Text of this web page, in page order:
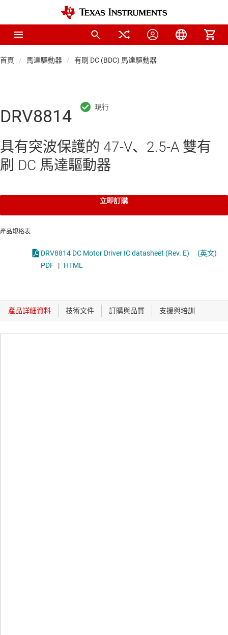
首頁 馬達驅動器 有刷 DC (BDC) 馬達驅動器
DRV8814
具有突波保護的 47-V、2.5-A 雙有
刷 DC 馬達驅動器
立即訂購
產品規格表
DRV8814 DC Motor Driver IC datasheet (Rev. E)
(英文)
PDF | HTML